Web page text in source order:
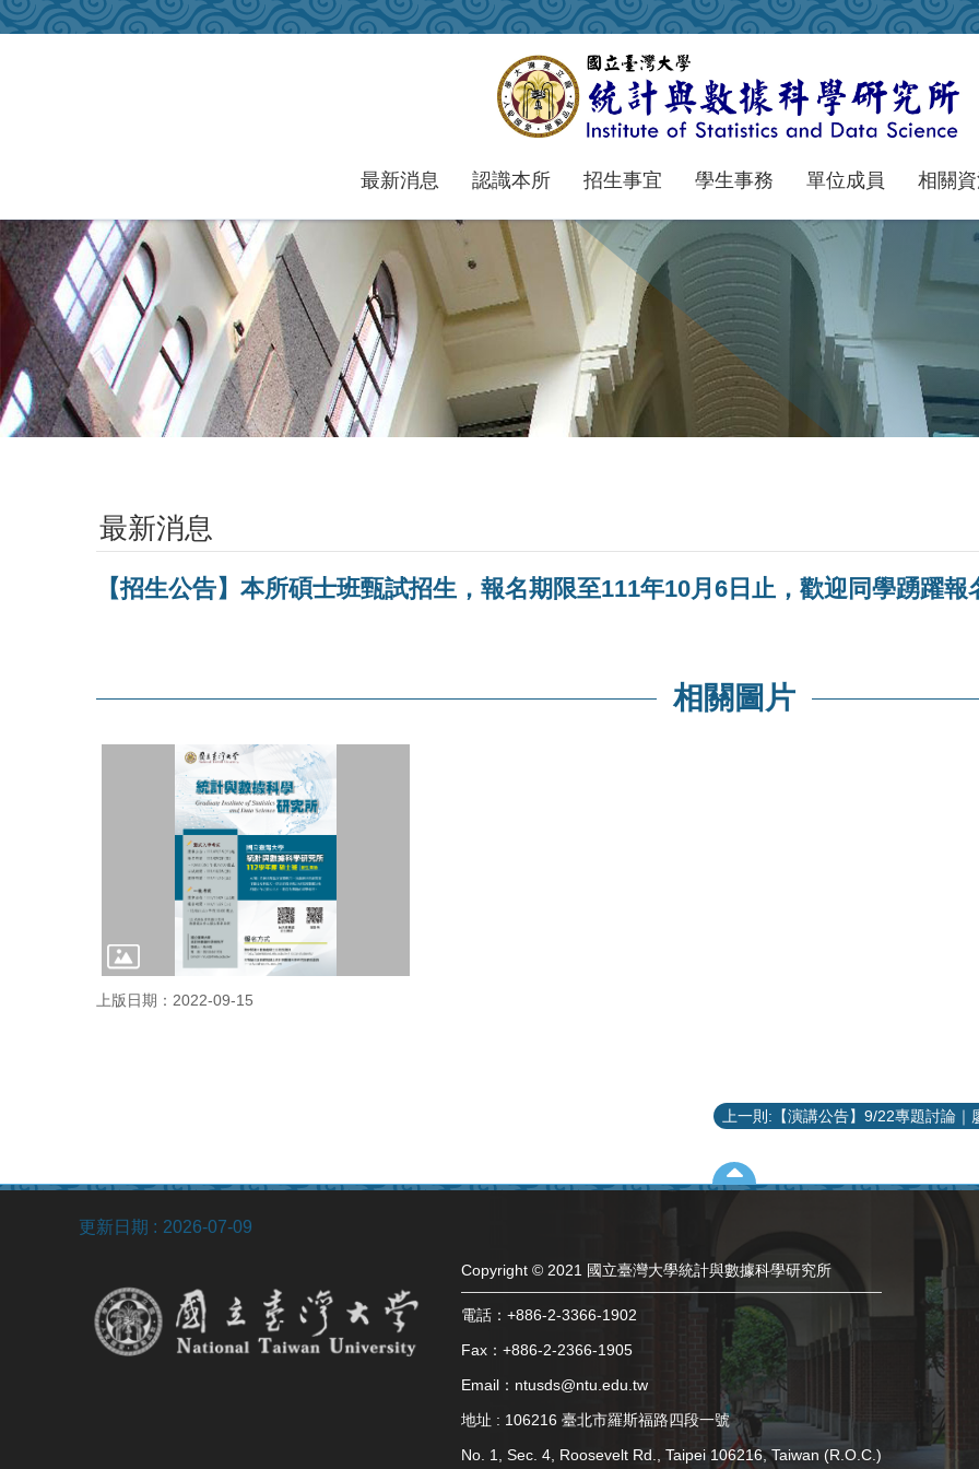
跳到主要內容區塊
最新消息 認識本所 招生事宜 學生事務 單位成員 相關
最新消息
【招生公告】本所碩士班甄試招生，報名期限至111年10月6日止，歡迎同學踴躍報
相關圖片
上版日期：2022-09-15
更新日期 2026-07-09
Copyright © 2021 國立臺灣大學統計與數據科學研究所
電話：+886-2-3366-1902
Fax：+886-2-2366-1905
Email：ntusds@ntu.edu.tw
地址 : 106216 臺北市羅斯福路四段一號
No. 1, Sec. 4, Roosevelt Rd., Taipei 106216, Taiwan (R.O.C.)